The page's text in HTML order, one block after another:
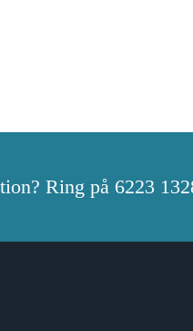
Ring på 6223